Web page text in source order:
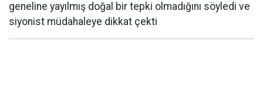
geneline yayılmış doğal bir tepki olmadığını söyledi ve
siyonist müdahaleye dikkat çekti